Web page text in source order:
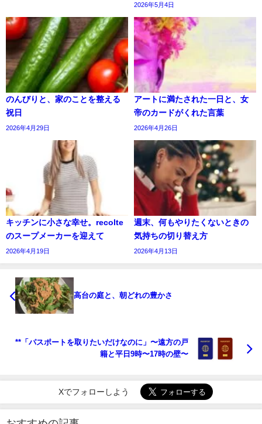
2026年5月4日
のんびりと、家のことを整える
祝日
2026年4月29日
アートに満たされた一日と、女
帝のカードがくれた言葉
2026年4月26日
キッチンに小さな幸せ。recolte
のスープメーカーを迎えて
2026年4月19日
週末、何もやりたくないときの
気持ちの切り替え方
2026年4月13日
高台の庭と、朝どれの豊かさ
**「パスポートを取りたいだけなのに」〜遠方の戸
籍と平日9時〜17時の壁〜
Xでフォローしよう